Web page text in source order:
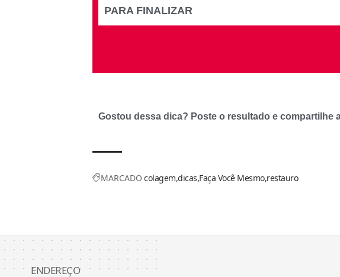
PARA FINALIZAR
Gostou dessa dica? Poste o resultado e compartilhe
MARCADO colagem dicas Faça Você Mesmo restauro
ENDEREÇO